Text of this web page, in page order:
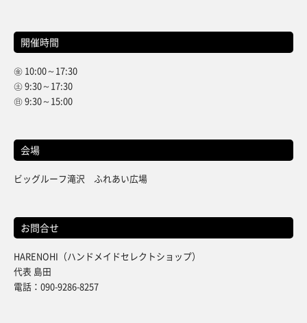
開催時間
㊎ 10:00～17:30
㊏ 9:30～17:30
㊐ 9:30～15:00
会場
ビッグルーフ滝沢 ふれあい広場
お問合せ
HARENOHI（ハンドメイドセレクトショップ）
代表 島田
電話：090-9286-8257